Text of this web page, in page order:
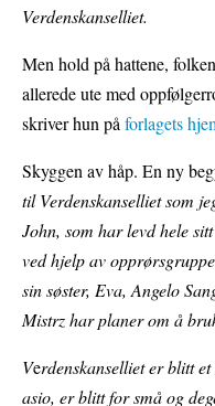
Verdenskanselliet.
Men hold på hattene,
allerede ute med
skriver hun påforlagets
Skyggen av håp. En ny
til Verdenskanselliet som
John, som har levd hele
ved hjelp av
sin søster, Eva, Angelo
Mistrz har planer om å
Verdenskanselliet er blitt
asio, er blitt for små og